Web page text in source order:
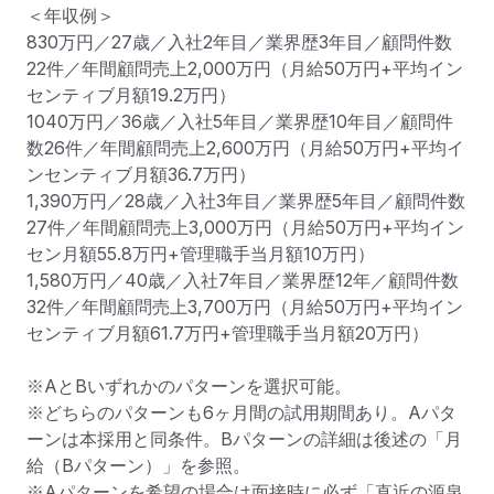
＜年収例＞
830万円／27歳／入社2年目／業界歴3年目／顧問件数
22件／年間顧問売上2,000万円（月給50万円+平均イン
センティブ月額19.2万円）
1040万円／36歳／入社5年目／業界歴10年目／顧問件
数26件／年間顧問売上2,600万円（月給50万円+平均イ
ンセンティブ月額36.7万円）
1,390万円／28歳／入社3年目／業界歴5年目／顧問件数
27件／年間顧問売上3,000万円（月給50万円+平均イン
セン月額55.8万円+管理職手当月額10万円）
1,580万円／40歳／入社7年目／業界歴12年／顧問件数
32件／年間顧問売上3,700万円（月給50万円+平均イン
センティブ月額61.7万円+管理職手当月額20万円）
※AとBいずれかのパターンを選択可能。
※どちらのパターンも6ヶ月間の試用期間あり。Aパタ
ーンは本採用と同条件。Bパターンの詳細は後述の「月
給（Bパターン）」を参照。